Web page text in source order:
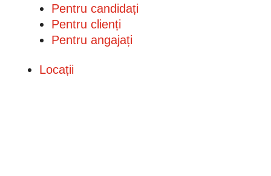
Pentru candidați
Pentru clienți
Pentru angajați
Locații